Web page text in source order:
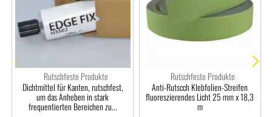
Rutschfeste Produkte
Dichtmittel für Kanten, rutschfest,
um das Anheben in stark
frequentierten Bereichen zu...
Rutschfeste Produkte
Anti-Rutscch Klebfolien-Streifen
fluoreszierendes Licht 25 mm x 18,3
m